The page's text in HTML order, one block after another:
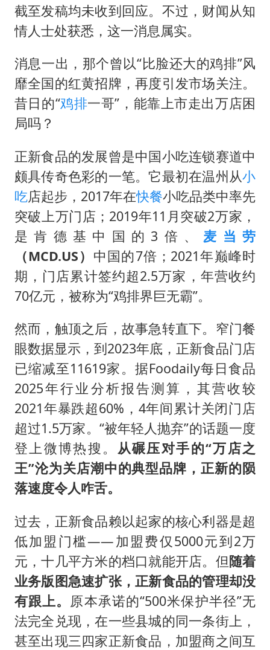
男子杀人后逃进深山21年活得像野人
立秋的仪式感
公司“上四休三”但要降薪1000元
朱雨玲晋级WTT横滨冠军赛女单八强
截至发稿均未收到回应。不过，财闻从知
情人士处获悉，这一消息属实。
消息一出，那个曾以“比脸还大的鸡排”风
靡全国的红黄招牌，再度引发市场关注。
昔日的“鸡排一哥”，能靠上市走出万店困
局吗？
正新食品的发展曾是中国小吃连锁赛道中
颇具传奇色彩的一笔。它最初在温州从小
吃店起步，2017年在快餐小吃品类中率先
突破上万门店；2019年11月突破2万家，
是肯德基中国的3倍、 麦当劳
（MCD.US） 中国的7倍；2021年巅峰时
期，门店累计签约超2.5万家，年营收约
70亿元，被称为“鸡排界巨无霸”。
然而，触顶之后，故事急转直下。窄门餐
眼数据显示，到2023年底，正新食品门店
已缩减至11619家。据Foodaily每日食品
2025年行业分析报告测算，其营收较
2021年暴跌超60%，4年间累计关闭门店
超过1.5万家。“被年轻人抛弃”的话题一度
登上微博热搜。 从碾压对手的“万店之
王”沦为关店潮中的典型品牌，正新的陨
落速度令人咋舌。
过去，正新食品赖以起家的核心利器是超
低加盟门槛——加盟费仅5000元到2万
元，十几平方米的档口就能开店。但随着
业务版图急速扩张，正新食品的管理却没
有跟上。 原本承诺的“500米保护半径”无
法完全兑现，在一些县城的同一条街上，
甚至出现三四家正新食品，加盟商之间互